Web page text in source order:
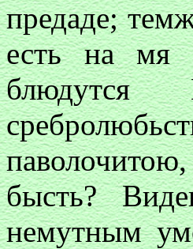
предаде;
есть на мя
блюдутся
бысть?
немутным